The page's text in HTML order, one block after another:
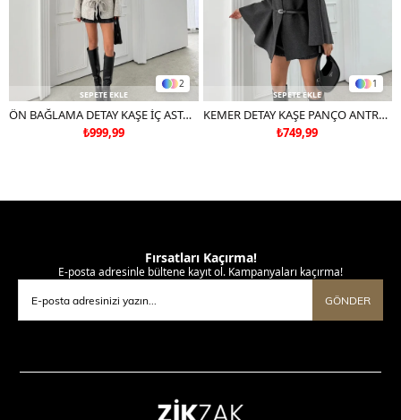
2
SEPETE EKLE
ÖN BAĞLAMA DETAY KAŞE İÇ ASTARLI MONT GRİ
₺999,99
1
SEPETE EKLE
KEMER DETAY KAŞE PANÇO ANTRASİT
₺749,99
Fırsatları Kaçırma!
E-posta adresinle bültene kayıt ol. Kampanyaları kaçırma!
GÖNDER